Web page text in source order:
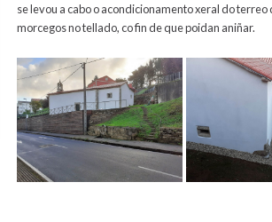
se levou a cabo o acondicionamento xeral do
morcegos no tellado, co fin de que poidan aniñar.